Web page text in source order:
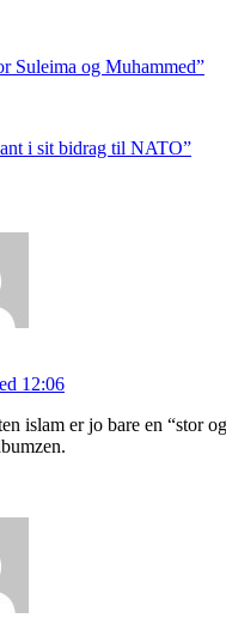
Suleima og Muhammed”
i sit bidrag til NATO”
12:06
islam er jo bare en “stor